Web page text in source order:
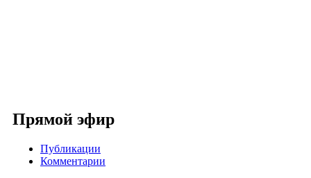
Прямой эфир
Публикации
Комментарии